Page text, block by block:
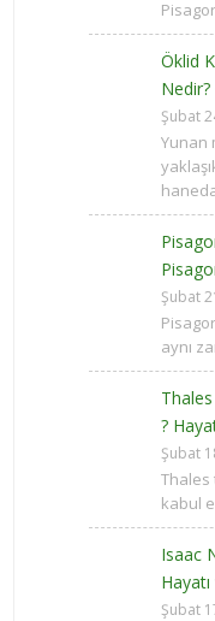
Öklid
Nedir?
Şubat
Yunan
Şubat
aynı
?
Şubat
Thales
kabul
Isaac
Şubat